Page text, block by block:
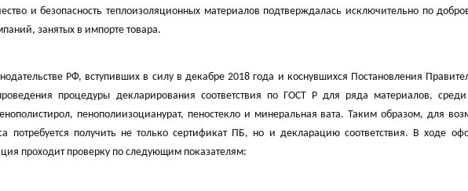
и безопасность теплоизоляционных материалов подтверждалась исключительно по
занятых в импорте товара.
РФ, вступивших в силу в декабре 2018 года и коснувшихся Постановления
процедуры декларирования соответствия по ГОСТ Р для ряда материалов,
пенополиизоцианурат, пеностекло и минеральная вата. Таким образом, для
потребуется получить не только сертификат ПБ, но и декларацию соответствия. В ходе
проходит проверку по следующим показателям: